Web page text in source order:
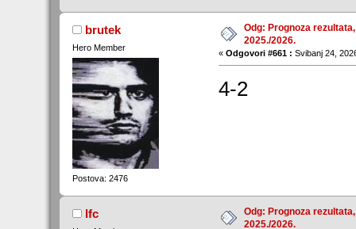
brutek
Hero Member
Postova: 2476
Odg: Prognoza
2025./2026.
« Odgovori #661 : Svibanj 24,
4-2
lfc
Odg: Prognoza
2025./2026.